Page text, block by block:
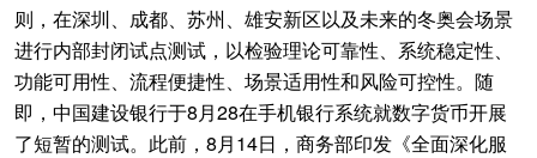
则，在深圳、成都、苏州、雄安新区以及未来的冬奥会场景
进行内部封闭试点测试，以检验理论可靠性、系统稳定性、
功能可用性、流程便捷性、场景适用性和风险可控性。随
即，中国建设银行于8月28在手机银行系统就数字货币开展
了短暂的测试。此前，8月14日，商务部印发《全面深化服